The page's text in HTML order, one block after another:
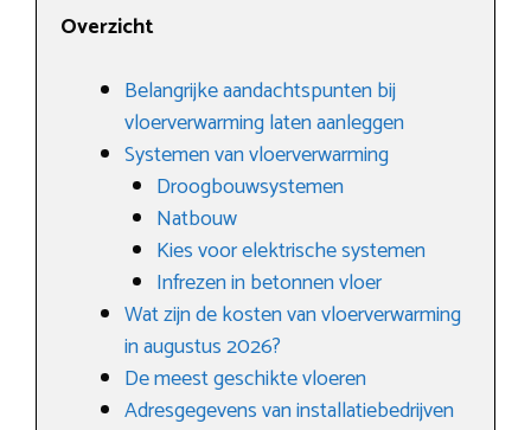
Overzicht
Belangrijke aandachtspunten bij
vloerverwarming laten aanleggen
Systemen van vloerverwarming
Droogbouwsystemen
Natbouw
Kies voor elektrische systemen
Infrezen in betonnen vloer
Wat zijn de kosten van vloerverwarming
in augustus 2026?
De meest geschikte vloeren
Adresgegevens van installatiebedrijven